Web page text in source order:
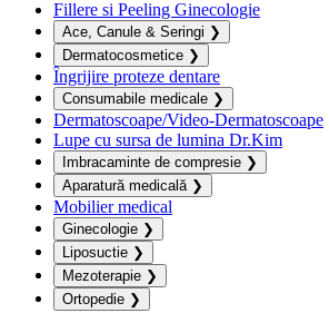
Fillere si Peeling Ginecologie
Ace, Canule & Seringi ❯
Dermatocosmetice ❯
Îngrijire proteze dentare
Consumabile medicale ❯
Dermatoscoape/Video-Dermatoscoape
Lupe cu sursa de lumina Dr.Kim
Imbracaminte de compresie ❯
Aparatură medicală ❯
Mobilier medical
Ginecologie ❯
Liposuctie ❯
Mezoterapie ❯
Ortopedie ❯